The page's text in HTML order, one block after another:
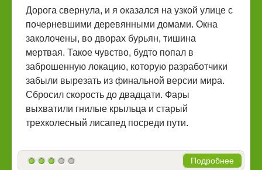
Дорога свернула, и я оказался на узкой улице с
почерневшими деревянными домами. Окна
заколочены, во дворах бурьян, тишина
мертвая. Такое чувство, будто попал в
заброшенную локацию, которую разработчики
забыли вырезать из финальной версии мира.
Сбросил скорость до двадцати. Фары
выхватили гнилые крыльца и старый
трехколесный лисапед посреди пути.
Подробнее